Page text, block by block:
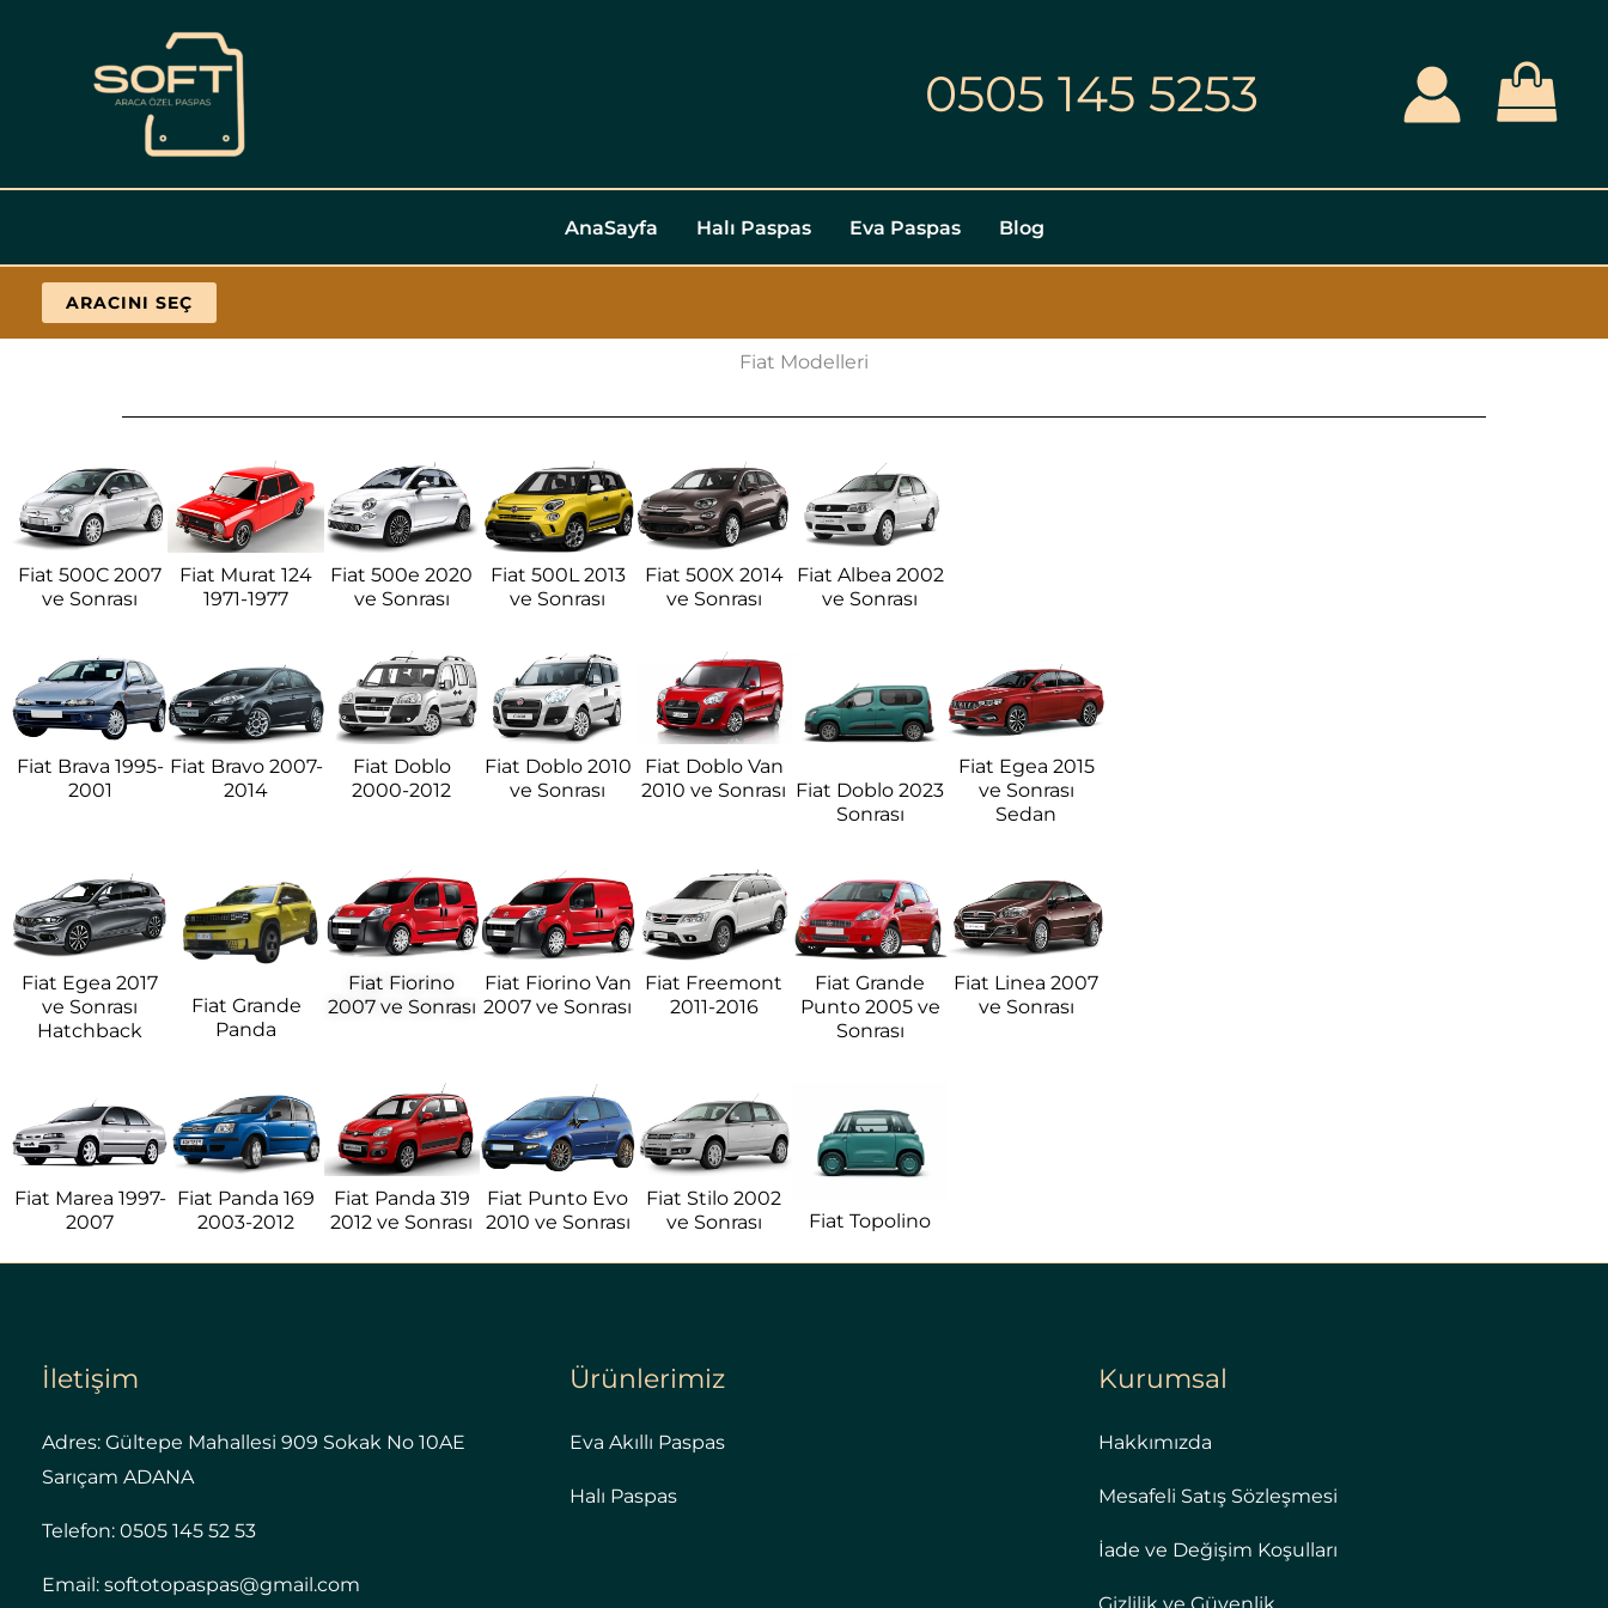
0505 145 5253
AnaSayfa Halı Paspas Eva Paspas Blog
ARACINI SEÇ
Fiat Modelleri
Fiat 500C 2007
ve Sonrası
Fiat Murat 124
1971-1977
Fiat 500e 2020
ve Sonrası
Fiat 500L 2013
ve Sonrası
Fiat 500X 2014
ve Sonrası
Fiat Albea 2002
ve Sonrası
Fiat Brava 1995-
2001
Fiat Bravo 2007-
2014
Fiat Doblo
2000-2012
Fiat Doblo 2010
ve Sonrası
Fiat Doblo Van
2010 ve Sonrası Fiat Doblo 2023
Sonrası
Fiat Egea 2015
ve Sonrası
Sedan
Fiat Egea 2017
ve Sonrası
Hatchback
Fiat Grande
Panda
Fiat Fiorino
2007 ve Sonrası
Fiat Fiorino Van
2007 ve Sonrası
Fiat Freemont
2011-2016
Fiat Grande
Punto 2005 ve
Sonrası
Fiat Linea 2007
ve Sonrası
Fiat Marea 1997-
2007
Fiat Panda 169
2003-2012
Fiat Panda 319
2012 ve Sonrası
Fiat Punto Evo
2010 ve Sonrası
Fiat Stilo 2002
ve Sonrası
Fiat Topolino
İletişim
Adres: Gültepe Mahallesi 909 Sokak No 10AE
Sarıçam ADANA
Telefon: 0505 145 52 53
Email: softotopaspas@gmail.com
Ürünlerimiz
Eva Akıllı Paspas
Halı Paspas
Kurumsal
Hakkımızda
Mesafeli Satış Sözleşmesi
İade ve Değişim Koşulları
Gizlilik ve Güvenlik